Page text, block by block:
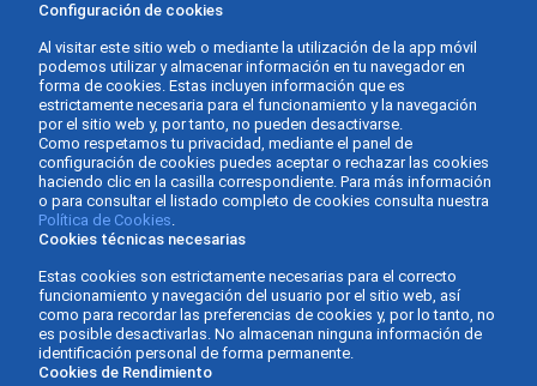
Configuración de cookies
Al visitar este sitio web o mediante la utilización de la app móvil
podemos utilizar y almacenar información en tu navegador en
forma de cookies. Estas incluyen información que es
estrictamente necesaria para el funcionamiento y la navegación
por el sitio web y, por tanto, no pueden desactivarse.
Como respetamos tu privacidad, mediante el panel de
configuración de cookies puedes aceptar o rechazar las cookies
haciendo clic en la casilla correspondiente. Para más información
o para consultar el listado completo de cookies consulta nuestra
Política de Cookies.
Cookies técnicas necesarias
Estas cookies son estrictamente necesarias para el correcto
funcionamiento y navegación del usuario por el sitio web, así
como para recordar las preferencias de cookies y, por lo tanto, no
es posible desactivarlas. No almacenan ninguna información de
identificación personal de forma permanente.
Cookies de Rendimiento